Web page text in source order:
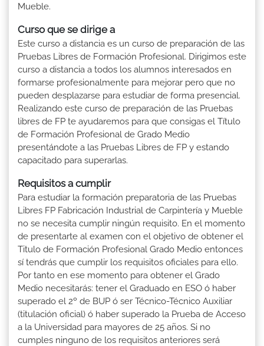
Mueble.
Curso que se dirige a
Este curso a distancia es un curso de preparación de las
Pruebas Libres de Formación Profesional. Dirigimos este
curso a distancia a todos los alumnos interesados en
formarse profesionalmente para mejorar pero que no
pueden desplazarse para estudiar de forma presencial.
Realizando este curso de preparación de las Pruebas
libres de FP te ayudaremos para que consigas el Título
de Formación Profesional de Grado Medio
presentándote a las Pruebas Libres de FP y estando
capacitado para superarlas.
Requisitos a cumplir
Para estudiar la formación preparatoria de las Pruebas
Libres FP Fabricación Industrial de Carpintería y Mueble
no se necesita cumplir ningún requisito. En el momento
de presentarte al examen con el objetivo de obtener el
Titulo de Formación Profesional Grado Medio entonces
sí tendrás que cumplir los requisitos oficiales para ello.
Por tanto en ese momento para obtener el Grado
Medio necesitarás: tener el Graduado en ESO ó haber
superado el 2º de BUP ó ser Técnico-Técnico Auxiliar
(titulación oficial) ó haber superado la Prueba de Acceso
a la Universidad para mayores de 25 años. Si no
cumples ninguno de los requisitos anteriores será